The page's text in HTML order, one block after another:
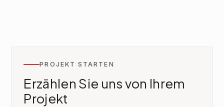
PROJEKT STARTEN
Erzählen Sie uns von Ihrem
Projekt